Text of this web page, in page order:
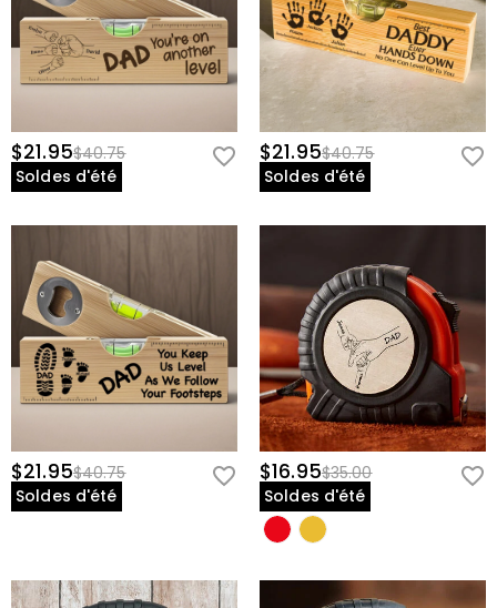
Informations de base
Hauteur (cm)
:7.3 cm
Largeur (cm)
:19 cm
$21.95$40.75
Soldes d'été
$21.95$40.75
Soldes d'été
$21.95$40.75
Soldes d'été
$16.95$35.00
Soldes d'été